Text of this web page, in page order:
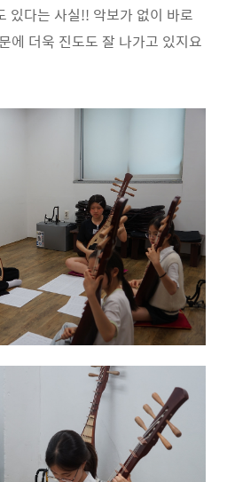
있다는 사실!! 악보가 없이 바로
에 더욱 진도도 잘 나가고 있지요